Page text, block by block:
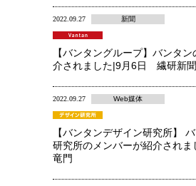
2022.09.27 新聞
【バンタングループ】バンタ
介されました|9月6日 繊研新聞
2022.09.27 Web媒体
【バンタンデザイン研究所】
研究所のメンバーが紹介され
竜門